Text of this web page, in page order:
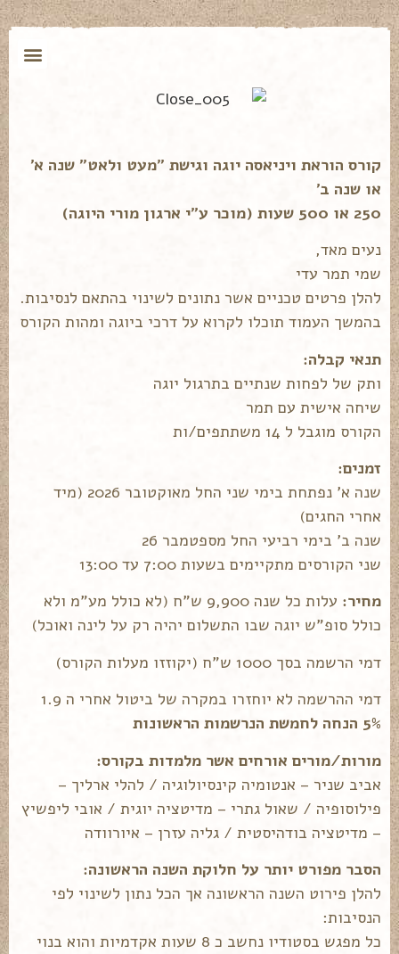
קורס הוראת ויניאסה יוגה וגישת "מעט ולאט" שנה א'
או שנה ב'
250 או 500 שעות (מוכר ע"י ארגון מורי היוגה)
נעים מאד,
שמי תמר עדי
להלן פרטים טכניים אשר נתונים לשינוי בהתאם לנסיבות.
בהמשך העמוד תוכלו לקרוא על דרכי ביוגה ומהות הקורס
תנאי קבלה:
ותק של לפחות שנתיים בתרגול יוגה
שיחה אישית עם תמר
הקורס מוגבל ל 14 משתתפים/ות
זמנים:
שנה א' נפתחת בימי שני החל מאוקטובר 2026 (מיד
אחרי החגים)
שנה ב' בימי רביעי החל מספטמבר 26
שני הקורסים מתקיימים בשעות 7:00 עד 13:00
מחיר:
עלות כל שנה 9,900 ש"ח (לא כולל מע"מ ולא
כולל סופ"ש יוגה שבו התשלום יהיה רק על לינה ואוכל)
דמי הרשמה בסך 1000 ש"ח (יקוזזו מעלות הקורס)
דמי ההרשמה לא יוחזרו במקרה של ביטול אחרי ה 1.9
5% הנחה לחמשת הנרשמות הראשונות
מורות/מורים אורחים אשר מלמדות בקורס:
אביב שניר – אנטומיה קינסיולוגיה / להלי ארליך –
פילוסופיה / שאול גתרי – מדיטציה יוגית / אובי ליפשיץ
– מדיטציה בודהיסטית / גליה עזרן – איורוודה
הסבר מפורט יותר על חלוקת השנה הראשונה:
להלן פירוט השנה הראשונה אך הכל נתון לשינוי לפי
הנסיבות:
כל מפגש בסטודיו נחשב כ 8 שעות אקדמיות והוא בנוי